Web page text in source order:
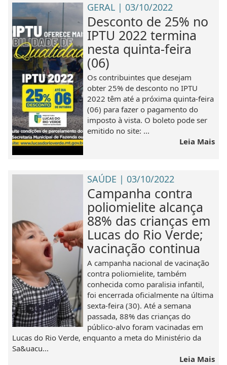
GERAL | 03/10/2022
Desconto de 25% no
IPTU 2022 termina
nesta quinta-feira
(06)
Os contribuintes que desejam
obter 25% de desconto no IPTU
2022 têm até a próxima quinta-feira
(06) para fazer o pagamento do
imposto à vista. O boleto pode ser
emitido no site: ...
Leia Mais
SAÚDE | 03/10/2022
Campanha contra
poliomielite alcança
88% das crianças em
Lucas do Rio Verde;
vacinação continua
A campanha nacional de vacinação
contra poliomielite, também
conhecida como paralisia infantil,
foi encerrada oficialmente na última
sexta-feira (30). Até a semana
passada, 88% das crianças do
público-alvo foram vacinadas em
Lucas do Rio Verde, enquanto a meta do Ministério da
Sa&uacu...
Leia Mais